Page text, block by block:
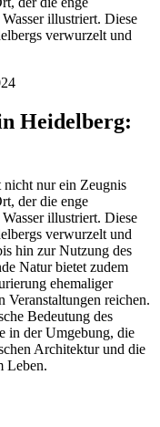
illustriert. Diese
verwurzelt und
Heidelberg:
nicht nur ein Zeugnis
der die enge
illustriert. Diese
verwurzelt und
hin zur Nutzung des
Natur bietet zudem
ehemaliger
reichen.
Bedeutung des
in der Umgebung, die
Architektur und die
Leben.